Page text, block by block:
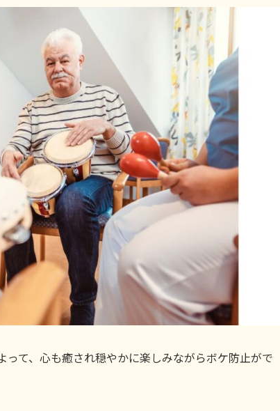
て、心も癒され穏やかに楽しみながらボケ防止がで